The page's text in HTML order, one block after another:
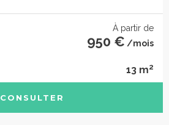
À partir de
950 € /mois
13 m2
CONSULTER